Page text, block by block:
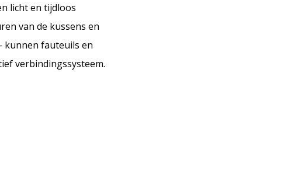
licht en tijdloos
van de kussens en
kunnen fauteuils en
verbindingssysteem.